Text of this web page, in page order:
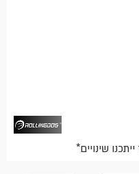
שינויים